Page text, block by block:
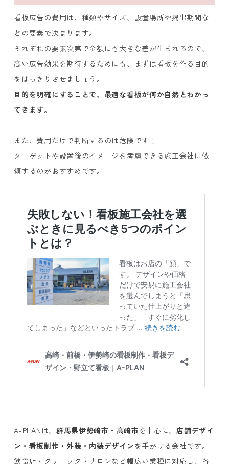
看板広告の費用は、種類やサイズ、設置場所や掲出期間な
どの要素で決まります。
それぞれの要素次第で金額にも大きな差が生まれるので、
高い広告効果を期待するためにも、まずは看板を作る目的
をはっきりさせましょう。
目的を明確にすることで、最適な看板が何か自然とわかっ
てきます。
また、費用だけで判断するのは危険です！
ターゲットや設置後のイメージを考慮できる施工会社に依
頼するのがおすすめです。
A-PLAN は、 群馬県伊勢崎市・高崎市を中心に、店舗デザイ
ン・看板制作・外装・内装デザインを手がける会社です。
飲食店・クリニック・サロンなど幅広い業種に対応し、各